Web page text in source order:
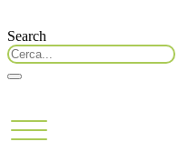
Search